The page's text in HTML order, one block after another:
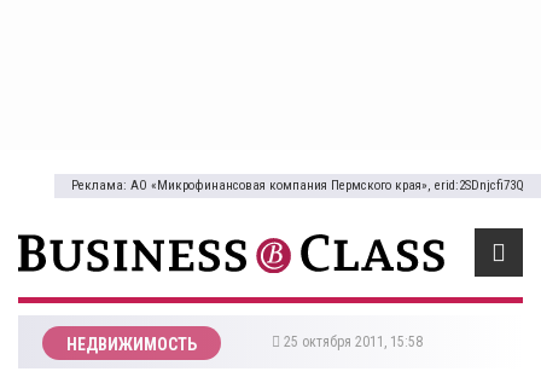
Реклама: АО «Микрофинансовая компания Пермского края», erid:2SDnjcfi73Q
НЕДВИЖИМОСТЬ 25 октября 2011, 15:58